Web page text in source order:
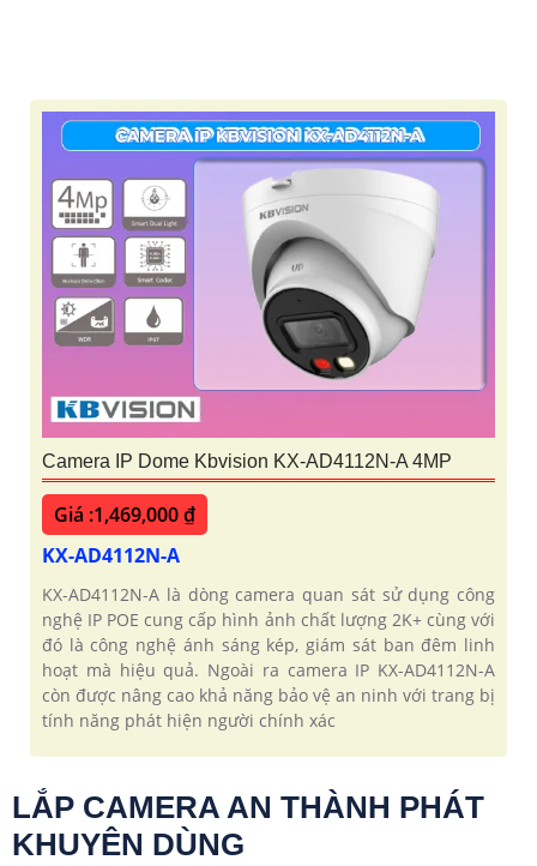
Camera IP Dome Kbvision KX-AD4112N-A 4MP
Giá :1,469,000 ₫
KX-AD4112N-A
KX-AD4112N-A là dòng camera quan sát sử dụng công
nghệ IP POE cung cấp hình ảnh chất lượng 2K+ cùng với
đó là công nghệ ánh sáng kép, giám sát ban đêm linh
hoạt mà hiệu quả. Ngoài ra camera IP KX-AD4112N-A
còn được nâng cao khả năng bảo vệ an ninh với trang bị
tính năng phát hiện người chính xác
LẮP CAMERA AN THÀNH PHÁT
KHUYÊN DÙNG